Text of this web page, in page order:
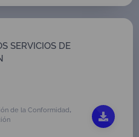
SERVICIOS DE
de la Conformidad,